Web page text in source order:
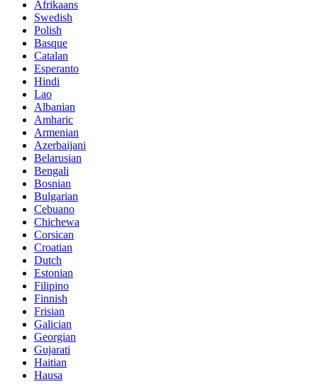
Afrikaans
Swedish
Polish
Basque
Catalan
Esperanto
Hindi
Lao
Albanian
Amharic
Armenian
Azerbaijani
Belarusian
Bengali
Bosnian
Bulgarian
Cebuano
Chichewa
Corsican
Croatian
Dutch
Estonian
Filipino
Finnish
Frisian
Galician
Georgian
Gujarati
Haitian
Hausa